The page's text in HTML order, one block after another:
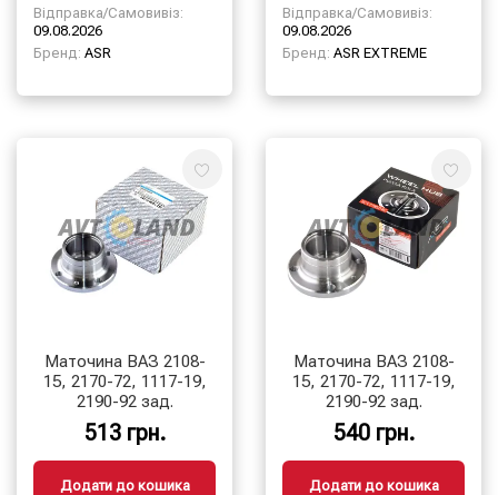
Відправка/Самовивіз:
09.08.2026
Бренд: ASR
Відправка/Самовивіз:
09.08.2026
Бренд: ASR EXTREME
Маточина ВАЗ 2108-
15, 2170-72, 1117-19,
2190-92 зад.
513 грн.
Додати до кошика
Маточина ВАЗ 2108-
15, 2170-72, 1117-19,
2190-92 зад.
540 грн.
Додати до кошика